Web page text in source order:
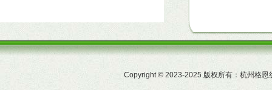
Copyright© 2023-2025 版权所有：杭州格